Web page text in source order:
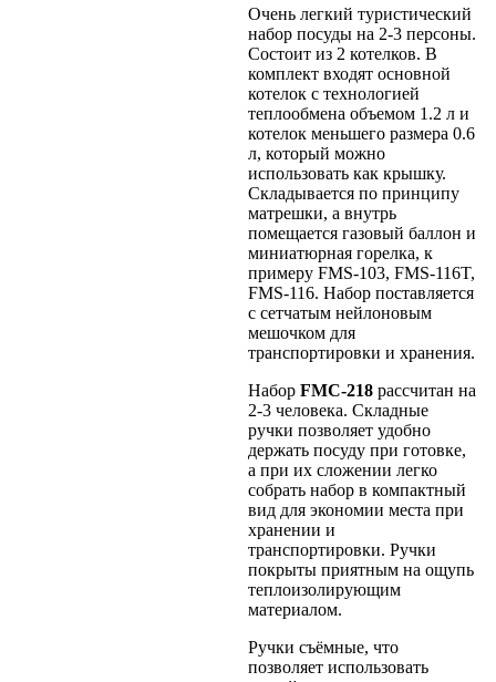
Очень легкий туристический
набор посуды на 2-3 персоны.
Состоит из 2 котелков. В
комплект входят основной
котелок с технологией
теплообмена объемом 1.2 л и
котелок меньшего размера 0.6
л, который можно
использовать как крышку.
Складывается по принципу
матрешки, а внутрь
помещается газовый баллон и
миниатюрная горелка, к
примеру FMS-103, FMS-116T,
FMS-116. Набор поставляется
с сетчатым нейлоновым
мешочком для
транспортировки и хранения.
Набор FMC-218 рассчитан на
2-3 человека. Складные
ручки позволяет удобно
держать посуду при готовке,
а при их сложении легко
собрать набор в компактный
вид для экономии места при
хранении и
транспортировки. Ручки
покрыты приятным на ощупь
теплоизолирующим
материалом.
Ручки съёмные, что
позволяет использовать